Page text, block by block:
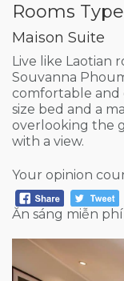
Rooms
Maison Suite
Live like Laotian
Souvanna
comfortable and
size bed and a
overlooking the
with a view.
Your opinion
Ăn sáng miễn phí